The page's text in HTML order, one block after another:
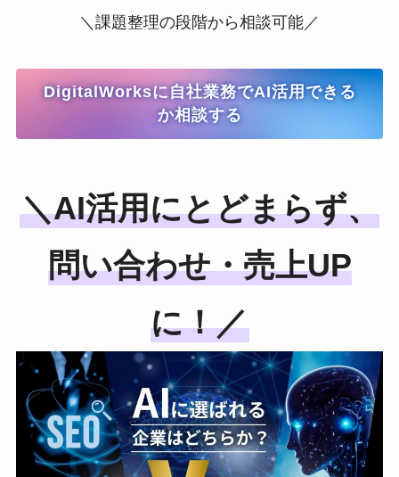
＼課題整理の段階から相談可能／
DigitalWorksに自社業務でAI活用できる
か相談する
＼AI活用にとどまらず、
問い合わせ・売上UP
に！／